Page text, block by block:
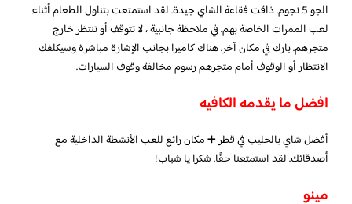
الجو 5 نجوم. ذاقت فقاعة الشاي جيدة. لقد استمتعت بتناول الطعام أثناء
لعب الممرات الخاصة بهم. في ملاحظة جانبية ، لا تتوقف أو تنتظر خارج
متجرهم. بارك في مكان آخر. هناك كاميرا بجانب الإشارة مباشرة وسيكلفك
الانتظار أو الوقوف أمام متجرهم رسوم مخالفة وقوف السيارات.
افضل ما يقدمه الكافيه
أفضل شاي بالحليب في قطر ➕ مكان رائع للعب الأنشطة الداخلية مع
أصدقائك. لقد استمتعنا حقًا. شكرا يا شباب!
مينو